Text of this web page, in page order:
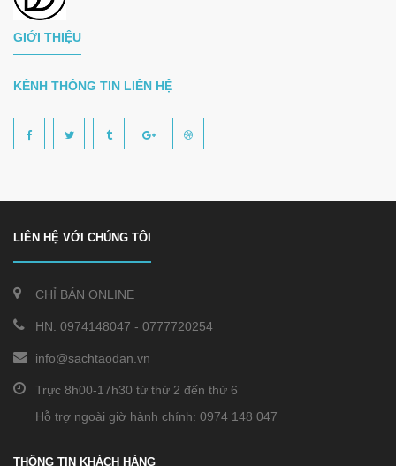
GIỚI THIỆU
KÊNH THÔNG TIN LIÊN HỆ
LIÊN HỆ VỚI CHÚNG TÔI
CHỈ BÁN ONLINE
HN: 0974148047 - 0777720254
info@sachtaodan.vn
Trực 8h00-17h30 từ thứ 2 đến thứ 6
Hỗ trợ ngoài giờ hành chính: 0974 148 047
THÔNG TIN KHÁCH HÀNG